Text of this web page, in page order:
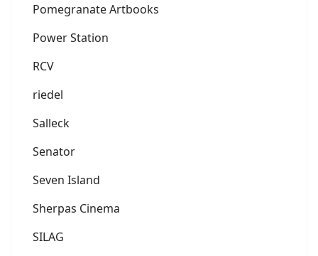
Pomegranate Artbooks
Power Station
RCV
riedel
Salleck
Senator
Seven Island
Sherpas Cinema
SILAG